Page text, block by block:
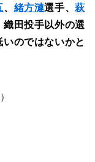
、 緒方漣選手、萩
田投手以外の選
のではないかと